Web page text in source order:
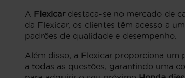
A Flexicardestaca-se no mercado de
da Flexicar, os clientes têm acesso a
padrões de qualidade e desempenho.
Além disso, a Flexicar proporciona
a todas as questões, garantindo uma